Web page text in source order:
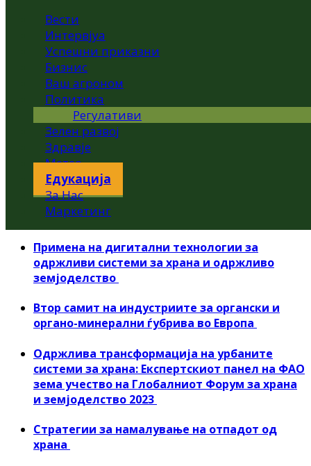
Вести
Интервјуа
Успешни приказни
Бизнис
Ваш агроном
Политика
Регулативи
Зелен развој
Здравје
Метео
Едукација
За Нас
Маркетинг
Примена на дигитални технологии за
одржливи системи за храна и одржливо
земјоделство
Втор самит на индустриите за органски и
органо-минерални ѓубрива во Европа
Одржлива трансформација на урбаните
системи за храна: Експертскиот панел на ФАО
зема учество на Глобалниот Форум за храна
и земјоделство 2023
Стратегии за намалување на отпадот од
храна